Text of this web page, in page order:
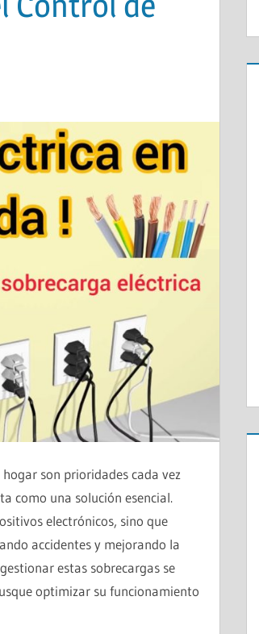
son prioridades cada vez
como una solución esencial.
electrónicos, sino que
accidentes y mejorando la
estas sobrecargas se
optimizar su funcionamiento